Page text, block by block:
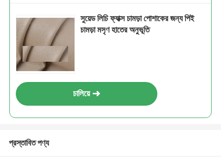
সুয়েড লিচি ফ্যাক্স চামড়া পোশাকের জন্য পিই
চামড়া মসৃণ হাতের অনুভূতি
চালিয়ে
প্রস্তাবিত পণ্য